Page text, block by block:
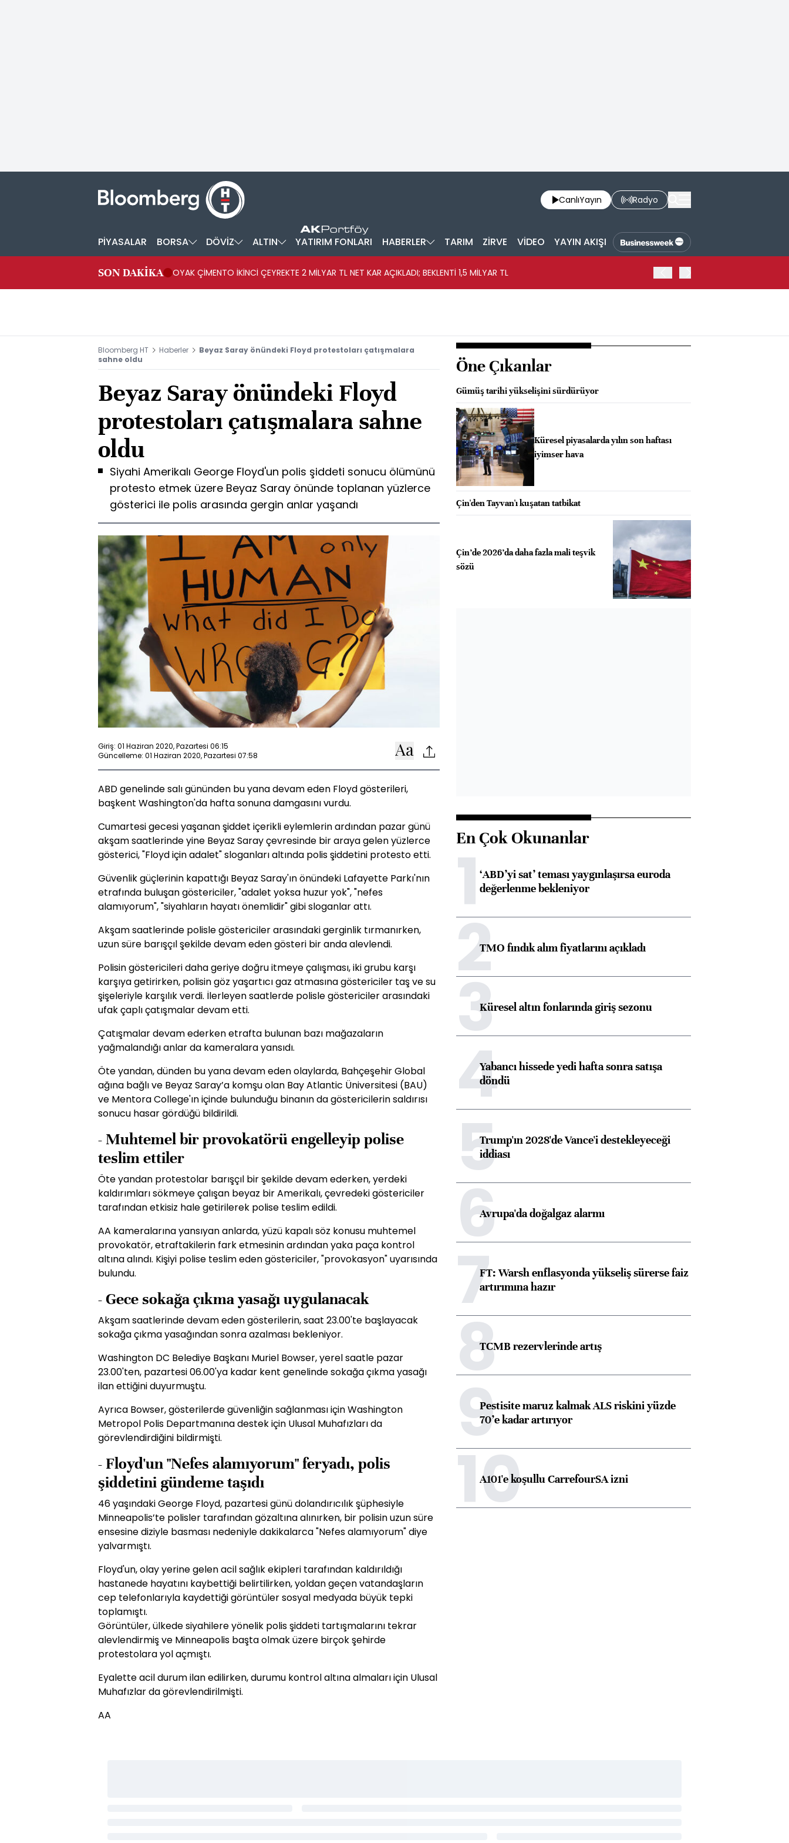
CanlıYayın Radyo
PİYASALAR BORSA DÖVİZ ALTIN YATIRIM FONLARI HABERLER TARIM ZİRVE VİDEO YAYIN AKIŞI
SON DAKİKA OYAK ÇİMENTO İKİNCİ ÇEYREKTE 2 MİLYAR TL NET KAR AÇIKLADI; BEKLENTİ 1,5 MİLYAR TL
Bloomberg HT Haberler
Beyaz Saray önündeki Floyd protestoları çatışmalara
sahne oldu
Beyaz Saray önündeki Floyd
protestoları çatışmalara sahne
oldu
Siyahi Amerikalı George Floyd'un polis şiddeti sonucu ölümünü
protesto etmek üzere Beyaz Saray önünde toplanan yüzlerce
gösterici ile polis arasında gergin anlar yaşandı
Giriş: 01 Haziran 2020, Pazartesi 06:15
Güncelleme: 01 Haziran 2020, Pazartesi 07:58
ABD genelinde salı gününden bu yana devam eden Floyd gösterileri,
başkent Washington'da hafta sonuna damgasını vurdu.
Cumartesi gecesi yaşanan şiddet içerikli eylemlerin ardından pazar günü
akşam saatlerinde yine Beyaz Saray çevresinde bir araya gelen yüzlerce
gösterici, "Floyd için adalet" sloganları altında polis şiddetini protesto etti.
Güvenlik güçlerinin kapattığı Beyaz Saray'ın önündeki Lafayette Parkı'nın
etrafında buluşan göstericiler, "adalet yoksa huzur yok", "nefes
alamıyorum", "siyahların hayatı önemlidir" gibi sloganlar attı.
Akşam saatlerinde polisle göstericiler arasındaki gerginlik tırmanırken,
uzun süre barışçıl şekilde devam eden gösteri bir anda alevlendi.
Polisin göstericileri daha geriye doğru itmeye çalışması, iki grubu karşı
karşıya getirirken, polisin göz yaşartıcı gaz atmasına göstericiler taş ve su
şişeleriyle karşılık verdi. İlerleyen saatlerde polisle göstericiler arasındaki
ufak çaplı çatışmalar devam etti.
Çatışmalar devam ederken etrafta bulunan bazı mağazaların
yağmalandığı anlar da kameralara yansıdı.
Öte yandan, dünden bu yana devam eden olaylarda, Bahçeşehir Global
ağına bağlı ve Beyaz Saray’a komşu olan Bay Atlantic Üniversitesi (BAU)
ve Mentora College'ın içinde bulunduğu binanın da göstericilerin saldırısı
sonucu hasar gördüğü bildirildi.
- Muhtemel bir provokatörü engelleyip polise
teslim ettiler
Öte yandan protestolar barışçıl bir şekilde devam ederken, yerdeki
kaldırımları sökmeye çalışan beyaz bir Amerikalı, çevredeki göstericiler
tarafından etkisiz hale getirilerek polise teslim edildi.
AA kameralarına yansıyan anlarda, yüzü kapalı söz konusu muhtemel
provokatör, etraftakilerin fark etmesinin ardından yaka paça kontrol
altına alındı. Kişiyi polise teslim eden göstericiler, "provokasyon" uyarısında
bulundu.
- Gece sokağa çıkma yasağı uygulanacak
Akşam saatlerinde devam eden gösterilerin, saat 23.00'te başlayacak
sokağa çıkma yasağından sonra azalması bekleniyor.
Washington DC Belediye Başkanı Muriel Bowser, yerel saatle pazar
23.00'ten, pazartesi 06.00'ya kadar kent genelinde sokağa çıkma yasağı
ilan ettiğini duyurmuştu.
Ayrıca Bowser, gösterilerde güvenliğin sağlanması için Washington
Metropol Polis Departmanına destek için Ulusal Muhafızları da
görevlendirdiğini bildirmişti.
- Floyd'un "Nefes alamıyorum" feryadı, polis
şiddetini gündeme taşıdı
46 yaşındaki George Floyd, pazartesi günü dolandırıcılık şüphesiyle
Minneapolis’te polisler tarafından gözaltına alınırken, bir polisin uzun süre
ensesine diziyle basması nedeniyle dakikalarca "Nefes alamıyorum" diye
yalvarmıştı.
Floyd'un, olay yerine gelen acil sağlık ekipleri tarafından kaldırıldığı
hastanede hayatını kaybettiği belirtilirken, yoldan geçen vatandaşların
cep telefonlarıyla kaydettiği görüntüler sosyal medyada büyük tepki
toplamıştı.
Görüntüler, ülkede siyahilere yönelik polis şiddeti tartışmalarını tekrar
alevlendirmiş ve Minneapolis başta olmak üzere birçok şehirde
protestolara yol açmıştı.
Eyalette acil durum ilan edilirken, durumu kontrol altına almaları için Ulusal
Muhafızlar da görevlendirilmişti.
AA
Öne Çıkanlar
Gümüş tarihi yükselişini sürdürüyor
Küresel piyasalarda yılın son haftası
iyimser hava
Çin'den Tayvan'ı kuşatan tatbikat
Çin’de 2026’da daha fazla mali teşvik
sözü
En Çok Okunanlar
1‘ABD’yi sat’ teması yaygınlaşırsa euroda
değerlenme bekleniyor
2TMO fındık alım fiyatlarını açıkladı
3Küresel altın fonlarında giriş sezonu
4Yabancı hissede yedi hafta sonra satışa
döndü
5Trump'ın 2028'de Vance'i destekleyeceği
iddiası
6Avrupa'da doğalgaz alarmı
7FT: Warsh enflasyonda yükseliş sürerse faiz
artırımına hazır
8TCMB rezervlerinde artış
9Pestisite maruz kalmak ALS riskini yüzde
70’e kadar artırıyor
10
A101'e koşullu CarrefourSA izni